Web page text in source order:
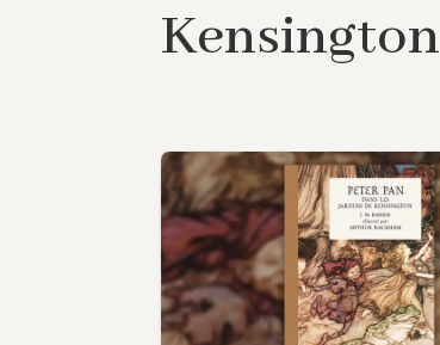
Kensington